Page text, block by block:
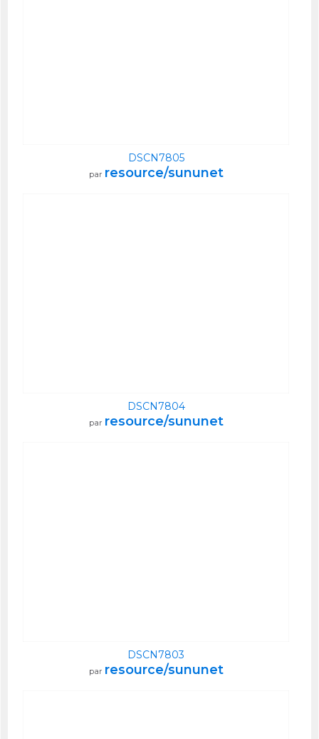
DSCN7805
par resource/sununet
DSCN7804
par resource/sununet
DSCN7803
par resource/sununet